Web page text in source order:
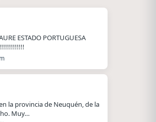
ESTADO PORTUGUESA
!!!!!!!!!!!!
la provincia de Neuquén, de la
Muy…